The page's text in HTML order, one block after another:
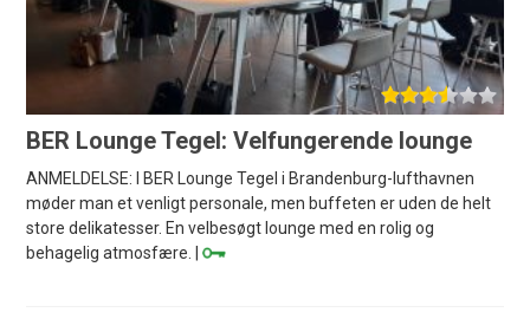
BER Lounge Tegel: Velfungerende lounge
ANMELDELSE: I BER Lounge Tegel i Brandenburg-lufthavnen
møder man et venligt personale, men buffeten er uden de helt
store delikatesser. En velbesøgt lounge med en rolig og
behagelig atmosfære. |